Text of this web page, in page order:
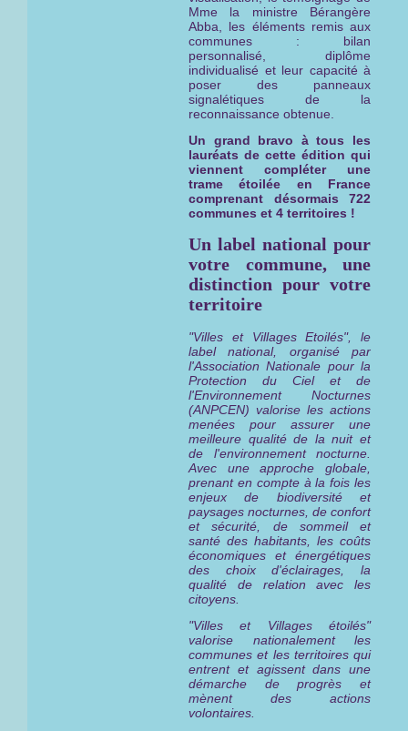
Mme la ministre Bérangère
Abba, les éléments remis aux
communes : bilan
personnalisé, diplôme
individualisé et leur capacité à
poser des panneaux
signalétiques de la
reconnaissance obtenue.
Un grand bravo à tous les
lauréats de cette édition qui
viennent compléter une
trame étoilée en France
comprenant désormais 722
communes et 4 territoires !
Un label national pour
votre commune, une
distinction pour votre
territoire
"Villes et Villages Etoilés", le
label national, organisé par
l'Association Nationale pour la
Protection du Ciel et de
l'Environnement Nocturnes
(ANPCEN) valorise les actions
menées pour assurer une
meilleure qualité de la nuit et
de l'environnement nocturne.
Avec une approche globale,
prenant en compte à la fois les
enjeux de biodiversité et
paysages nocturnes, de confort
et sécurité, de sommeil et
santé des habitants, les coûts
économiques et énergétiques
des choix d'éclairages, la
qualité de relation avec les
citoyens.
"Villes et Villages étoilés"
valorise nationalement les
communes et les territoires qui
entrent et agissent dans une
démarche de progrès et
mènent des actions
volontaires.